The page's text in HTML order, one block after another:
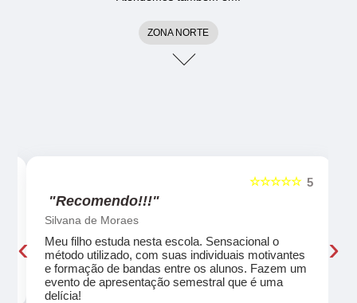
ZONA NORTE
5
☆☆☆☆☆
"Recomendo!!!"
Silvana de Moraes
Meu filho estuda nesta escola. Sensacional o
método utilizado, com suas individuais motivantes
e formação de bandas entre os alunos. Fazem um
evento de apresentação semestral que é uma
delícia!
‹ ›